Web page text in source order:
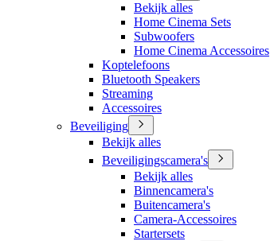
Bekijk alles
Home Cinema Sets
Subwoofers
Home Cinema Accessoires
Koptelefoons
Bluetooth Speakers
Streaming
Accessoires
Beveiliging
Bekijk alles
Beveiligingscamera's
Bekijk alles
Binnencamera's
Buitencamera's
Camera-Accessoires
Startersets